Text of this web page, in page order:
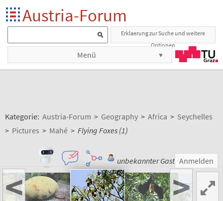
Austria-Forum
Erklaerung zur Suche und weitere
Optionen
Menü
Kategorie: Austria-Forum > Geography > Africa > Seychelles
> Pictures > Mahé > Flying Foxes (1)
unbekannter Gast Anmelden
< >